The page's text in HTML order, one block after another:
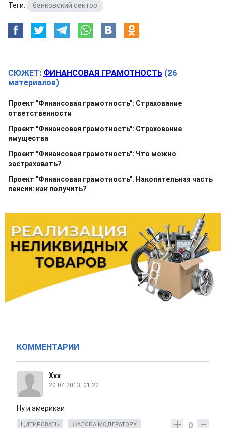
Теги: банковский сектор
СЮЖЕТ: ФИНАНСОВАЯ ГРАМОТНОСТЬ (26
материалов)
Проект "Финансовая грамотность": Страхование
ответственности
Проект "Финансовая грамотность": Страхование
имущества
Проект "Финансовая грамотность": Что можно
застраховать?
Проект "Финансовая грамотность". Накопительная часть
пенсии: как получить?
КОММЕНТАРИИ
Xxx
20.04.2013, 01:22
Ну и америкаи
0
ЦИТИРОВАТЬ ЖАЛОБА МОДЕРАТОРУ